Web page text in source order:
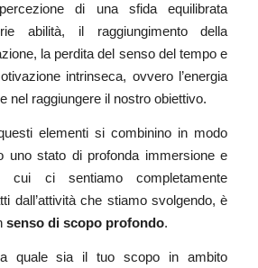
di una sfida equilibrata
abilità, il raggiungimento della
la perdita del senso del tempo e
intrinseca, ovvero l’energia
nel raggiungere il nostro obiettivo.
elementi si combinino in modo
uno stato di profonda immersione e
cui ci sentiamo completamente
dall’attività che stiamo svolgendo, è
senso di scopo profondo.
quale sia il tuo scopo in ambito